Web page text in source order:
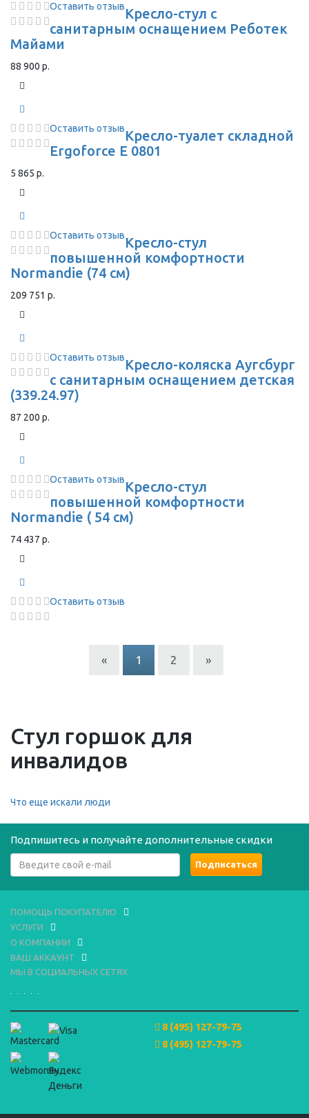
Оставить отзывКресло-стул с
санитарным оснащением Реботек
Майами
88 900 р.
Оставить отзывКресло-туалет складной
Ergoforce E 0801
5 865 р.
Оставить отзывКресло-стул
повышенной комфортности
Normandie (74 см)
209 751 р.
Оставить отзывКресло-коляска Аугсбург
с санитарным оснащением детская
(339.24.97)
87 200 р.
Оставить отзывКресло-стул
повышенной комфортности
Normandie ( 54 см)
74 437 р.
Оставить отзыв
« 1 2 »
Стул горшок для
инвалидов
Что еще искали люди
Подпишитесь и получайте дополнительные скидки
ПОМОЩЬ ПОКУПАТЕЛЮ
УСЛУГИ
О КОМПАНИИ
ВАШ АККАУНТ
МЫ В СОЦИАЛЬНЫХ СЕТЯХ
8 (495) 127-79-75
8 (495) 127-79-75